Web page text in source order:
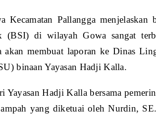
Pallangga menjelaskan
(BSI) di wilayah Gowa sangat
akan membuat laporan ke Dinas
binaan Yayasan Hadji Kalla.
Hadji Kalla bersama
yang diketuai oleh Nurdin,